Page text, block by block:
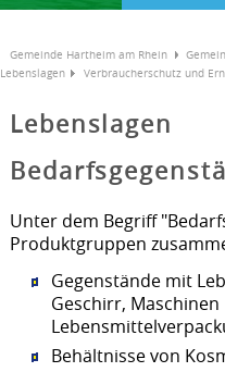
Gemeinde Hartheim am Rhein
Lebenslagen
Verbraucherschutz und
Lebenslagen
Unter dem Begriff
Produktgruppen
Gegenstände mit
Geschirr,
Behältnisse von